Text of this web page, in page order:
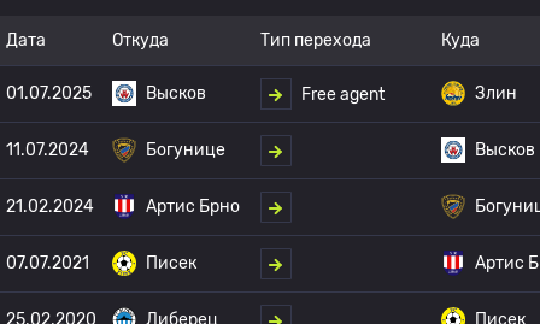
Дата Откуда Тип перехода Куда
01.07.2025 Высков Free agent Злин
11.07.2024 Богунице Высков
21.02.2024 Артис Брно
07.07.2021 Писек Артис
25.02.2020 Либерец Писек